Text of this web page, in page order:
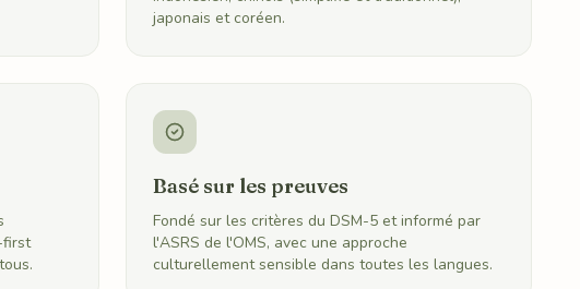
japonais et coréen.
first
Basé sur les preuves
Fondé sur les critères du DSM-5 et informé par
l'ASRS de l'OMS, avec une approche
culturellement sensible dans toutes les langues.